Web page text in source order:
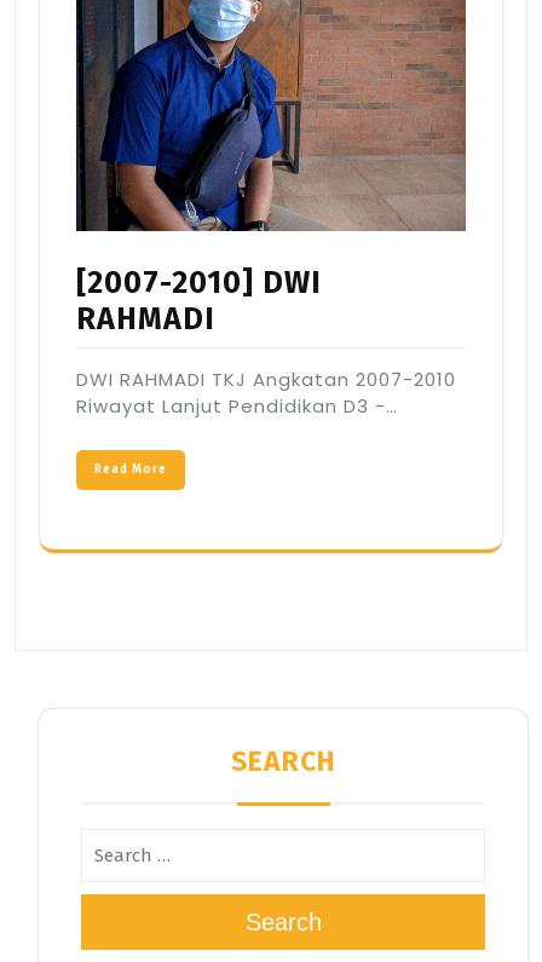
[2007-2010] DWI
RAHMADI
DWI RAHMADI TKJ Angkatan 2007-2010
Riwayat Lanjut Pendidikan D3 -…
Read More
SEARCH
Search